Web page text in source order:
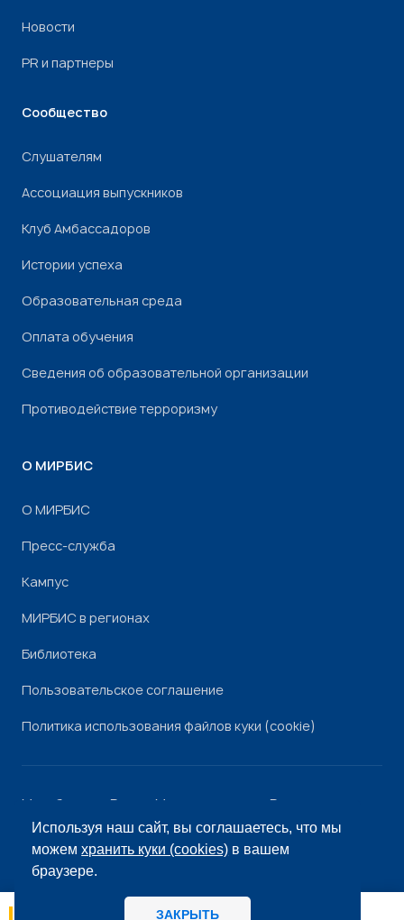
Используя наш сайт, вы соглашаетесь, что мы
можемхранить куки (cookies) в вашем
браузере.
ЗАКРЫТЬ
Новости
PR и партнеры
Сообщество
Слушателям
Ассоциация выпускников
Клуб Амбассадоров
Истории успеха
Образовательная среда
Оплата обучения
Сведения об образовательной организации
Противодействие терроризму
О МИРБИС
О МИРБИС
Пресс-служба
Кампус
МИРБИС в регионах
Библиотека
Пользовательское соглашение
Политика использования файлов куки (cookie)
Минобрнауки России Минпросвещения России
РоскомнадзорРособрнадзор
© «МИРБИС», 2026